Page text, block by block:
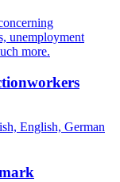
unemployment
more.
English, German